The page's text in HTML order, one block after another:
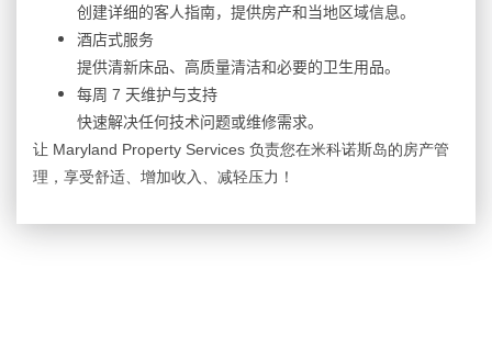
创建详细的客人指南，提供房产和当地区域信息。
酒店式服务
提供清新床品、高质量清洁和必要的卫生用品。
每周 7 天维护与支持
快速解决任何技术问题或维修需求。
让 Maryland Property Services 负责您在米科诺斯岛的房产管
理，享受舒适、增加收入、减轻压力 ！